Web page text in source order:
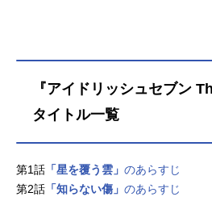
バーカラー
ュセブン）
瀬陸、和泉一
三月、四葉環
『アイドリッシュセブン
タイトル一覧
第1話 「星を覆う雲」 のあらすじ
第2話 「知らない傷」 のあらすじ